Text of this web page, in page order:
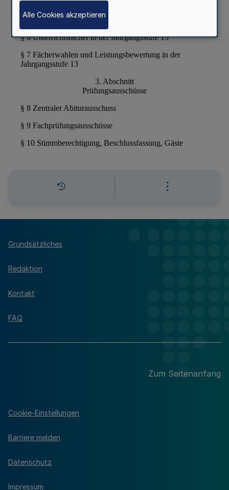
Grundsätzliches
Redaktion
Kontakt
FAQ
Zum Seitenanfang
Cookie-Einstellungen
Barriere melden
Datenschutz
Impressum
Alle Cookies akzeptieren